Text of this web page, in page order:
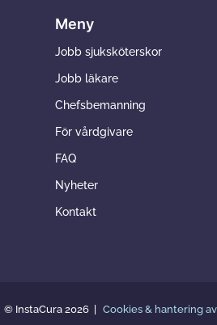
Meny
Jobb sjuksköterskor
Jobb läkare
Chefsbemanning
För vårdgivare
FAQ
Nyheter
Kontakt
© InstaCura 2026 Cookies & hantering